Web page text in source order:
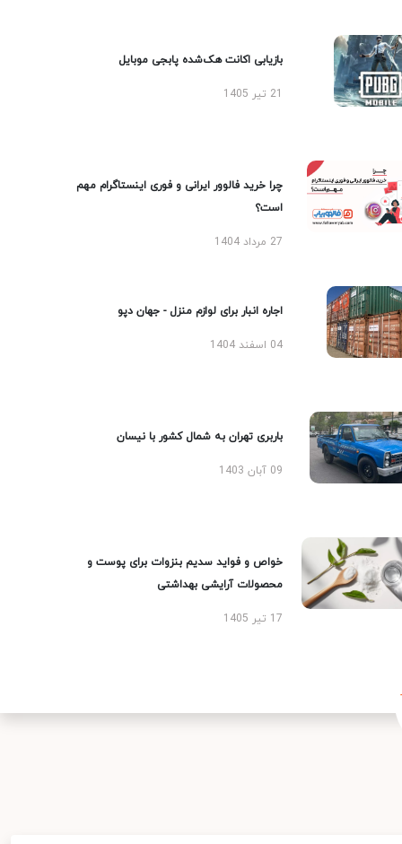
بازیابی اکانت هک‌شده پابجی موبایل
چرا خرید فالوور ایرانی و فوری اینستاگرام مهم
است؟
27 مرداد 1404
اجاره انبار برای لوازم منزل - جهان دپو
04 اسفند 1404
باربری تهران به شمال کشور با نیسان
09 آبان 1403
خواص و فواید سدیم بنزوات برای پوست و
محصولات آرایشی بهداشتی
17 تیر 1405